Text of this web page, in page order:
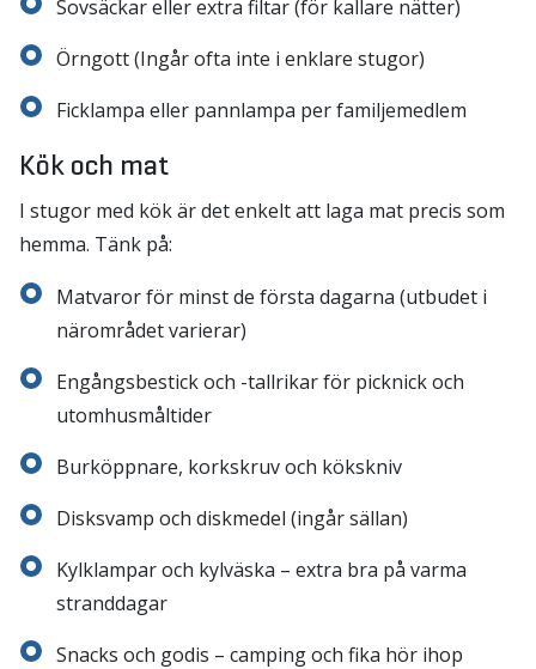
Sovsäckar eller extra filtar (för kallare nätter)
Örngott (Ingår ofta inte i enklare stugor)
Ficklampa eller pannlampa per familjemedlem
Kök och mat
I stugor med kök är det enkelt att laga mat precis som
hemma. Tänk på:
Matvaror för minst de första dagarna (utbudet i
närområdet varierar)
Engångsbestick och -tallrikar för picknick och
utomhusmåltider
Burköppnare, korkskruv och kökskniv
Disksvamp och diskmedel (ingår sällan)
Kylklampar och kylväska – extra bra på varma
stranddagar
Snacks och godis – camping och fika hör ihop